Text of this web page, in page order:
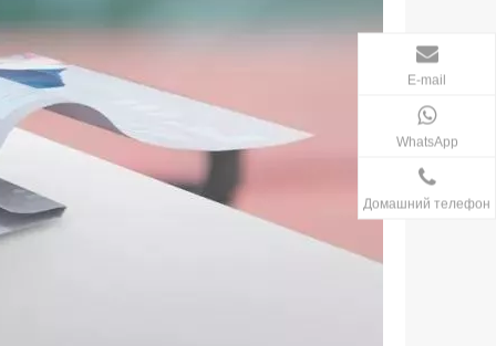
E-mail
WhatsApp
Домашний телефон